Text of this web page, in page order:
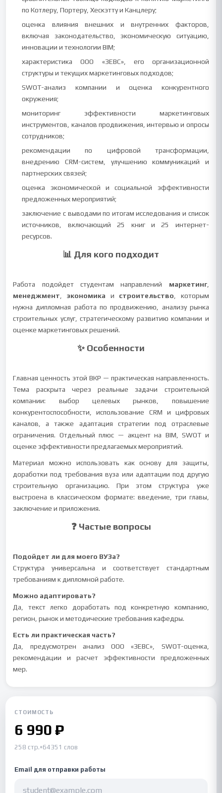
по Котлеру, Портеру, Хескэтту и Канцлеру;
оценка влияния внешних и внутренних факторов,
включая законодательство, экономическую ситуацию,
инновации и технологии BIM;
характеристика ООО «ЗЕВС», его организационной
структуры и текущих маркетинговых подходов;
SWOT-анализ компании и оценка конкурентного
окружения;
мониторинг эффективности маркетинговых
инструментов, каналов продвижения, интервью и опросы
сотрудников;
рекомендации по цифровой трансформации,
внедрению CRM-систем, улучшению коммуникаций и
партнерских связей;
оценка экономической и социальной эффективности
предложенных мероприятий;
заключение с выводами по итогам исследования и список
источников, включающий 25 книг и 25 интернет-
ресурсов.
📊 Для кого подходит
Работа подойдет студентам направлений маркетинг,
менеджмент
экономика и строительство , которым
нужна дипломная работа по продвижению, анализу рынка
строительных услуг, стратегическому развитию компании и
оценке маркетинговых решений.
✨ Особенности
Главная ценность этой ВКР — практическая направленность.
Тема раскрыта через реальные задачи строительной
компании: выбор целевых рынков, повышение
конкурентоспособности, использование CRM и цифровых
каналов, а также адаптация стратегии под отраслевые
ограничения. Отдельный плюс — акцент на BIM, SWOT и
оценке эффективности предлагаемых мероприятий.
Материал можно использовать как основу для защиты,
доработки под требования вуза или адаптации под другую
строительную организацию. При этом структура уже
выстроена в классическом формате: введение, три главы,
заключение и приложения.
❓ Частые вопросы
Подойдет ли для моего ВУЗа?
Структура универсальна и соответствует стандартным
требованиям к дипломной работе.
Можно адаптировать?
Да, текст легко доработать под конкретную компанию,
регион, рынок и методические требования кафедры.
Есть ли практическая часть?
Да, предусмотрен анализ ООО «ЗЕВС», SWOT-оценка,
рекомендации и расчет эффективности предложенных
мер.
СТОИМОСТЬ
6 990 ₽
258 стр.•64351 слов
Email для отправки работы